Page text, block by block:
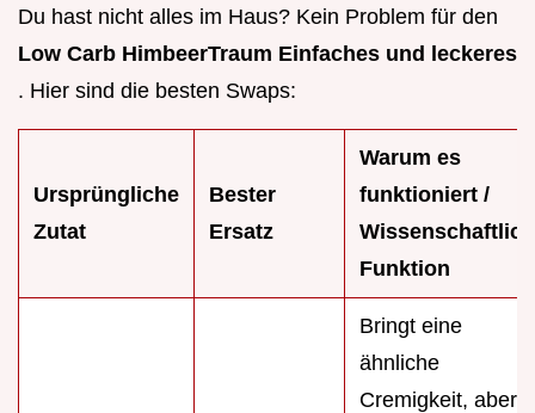
Du hast nicht alles im Haus? Kein Problem für den
Low Carb HimbeerTraum Einfaches und leckeres
. Hier sind die besten Swaps:
Ursprüngliche
Zutat
Bester
Ersatz
Warum es
funktioniert /
Funktion
Bringt eine
ähnliche
Cremigkeit, aber